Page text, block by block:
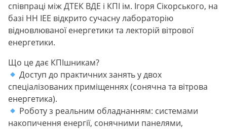
співпраці між ДТЕК ВДЕ і КПІ ім. Ігоря Сікорського, на
базі НН ІЕЕ відкрито сучасну лабораторію
відновлюваної енергетики та лекторій вітрової
енергетики.
Що це дає КПІшникам?
Доступ до практичних занять у двох
спеціалізованих приміщеннях (сонячна та вітрова
енергетика).
Роботу з реальним обладнанням: системами
накопичення енергії, сонячними панелями,